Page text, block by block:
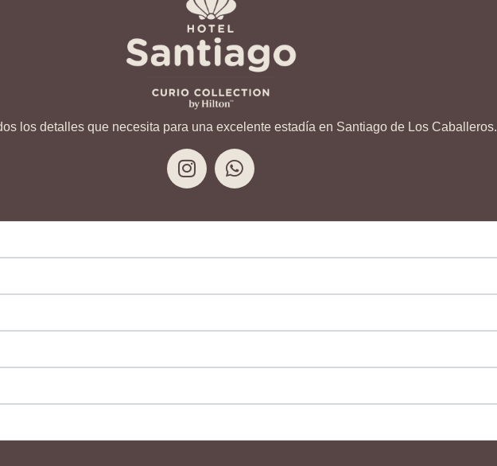
los detalles que necesita para una excelente estadía en Santiago de Los Caballeros.